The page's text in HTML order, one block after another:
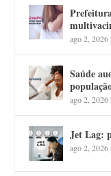
ago 2, 2026
Saúde
ago 2, 2026
Jet Lag:
ago 2, 2026